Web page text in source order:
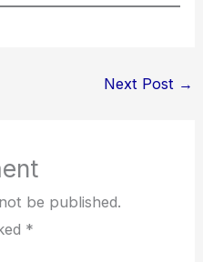
Next Post →
be published.
*